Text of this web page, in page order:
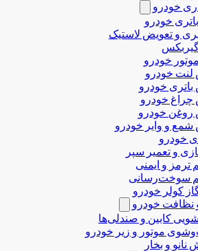
خودرو
خودرو
و تعویض لاستیک
گیربکس
خودرو
لنت خودرو
خودرو
چراغ خودرو
روغن خودرو
شمع و وایر خودرو
خودرو
و تعمیر سپر
ترمز و ایمنی
سوخت‌رسانی
کولر خودرو
خودرو
کابین و صندلی‌ها
موتور و زیر خودرو
نانو و بخار